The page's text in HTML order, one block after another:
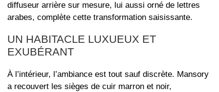
diffuseur arrière sur mesure, lui aussi orné de lettres
arabes, complète cette transformation saisissante.
UN HABITACLE LUXUEUX ET
EXUBÉRANT
À l’intérieur, l’ambiance est tout sauf discrète. Mansory
a recouvert les sièges de cuir marron et noir,